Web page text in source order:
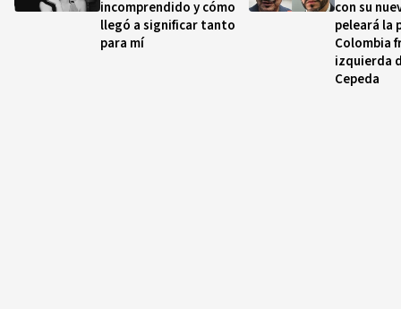
incomprendido y cómo
llegó a significar tanto
para mí
con su
peleará la
Colombia
izquierda
Cepeda